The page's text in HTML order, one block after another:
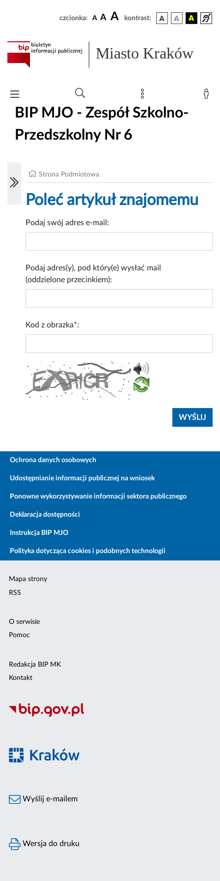
czcionka: A A A kontrast:
Miasto Kraków
BIP MJO - Zespół Szkolno-
Przedszkolny Nr 6
Strona Podmiotowa
Poleć artykuł znajomemu
Podaj swój adres e-mail:
Podaj adres(y), pod który(e) wysłać mail
(oddzielone przecinkiem):
Kod z obrazka*:
Ochrona danych osobowych
Udostępnianie informacji publicznej na wniosek
Ponowne wykorzystywanie informacji sektora publicznego
Deklaracja dostępności
Instrukcja BIP MJO
Polityka dotycząca cookies i podobnych technologii
Mapa strony
RSS
O serwisie
Pomoc
Redakcja BIP MK
Kontakt
Wyślij e-mailem
Wersja do druku